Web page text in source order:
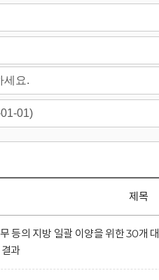
제목
무 등의 지방 일괄 이양을 위한 30개
과